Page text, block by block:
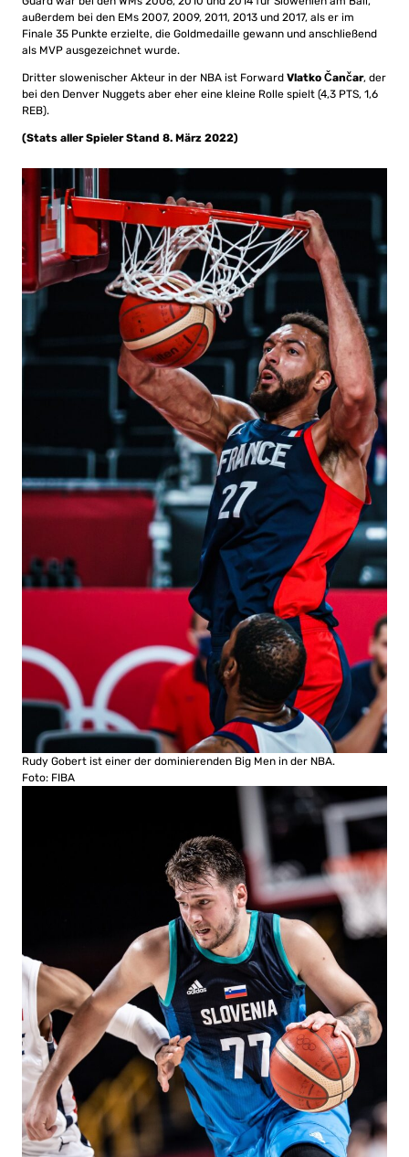
außerdem bei den EMs 2007, 2009, 2011, 2013 und 2017, als er im
Finale 35 Punkte erzielte, die Goldmedaille gewann und anschließend
als MVP ausgezeichnet wurde.
Dritter slowenischer Akteur in der NBA ist Forward Vlatko Čančar, der
bei den Denver Nuggets aber eher eine kleine Rolle spielt (4,3 PTS, 1,6
REB).
(Stats aller Spieler Stand 8. März 2022)
Rudy Gobert ist einer der dominierenden Big Men in der NBA.
Foto: FIBA